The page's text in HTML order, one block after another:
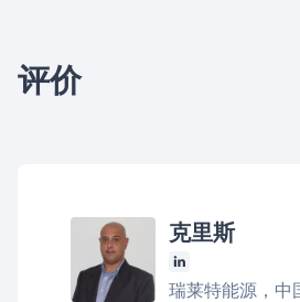
评价
克里斯
瑞莱特能源，中